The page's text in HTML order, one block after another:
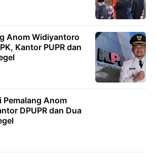
Anom Widiyantoro
Kantor PUPR dan
Pemalang Anom
DPUPR dan Dua